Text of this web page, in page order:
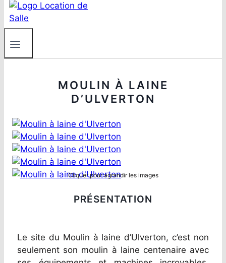
MOULIN À LAINE
D’ULVERTON
Cliquer pour agrandir les images
PRÉSENTATION
Le site du Moulin à laine d’Ulverton, c’est non
seulement son moulin à laine centenaire avec